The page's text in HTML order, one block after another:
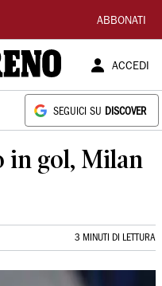
ABBONATI
ACCEDI
SEGUICI SU DISCOVER
in gol, Milan
3 MINUTI DI LETTURA